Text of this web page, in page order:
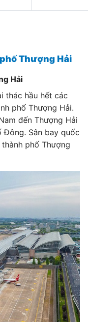
Thượng Hải
Hải
thác hầu hết các
phố Thượng Hải.
đến Thượng Hải
Đông. Sân bay quốc
phố Thượng